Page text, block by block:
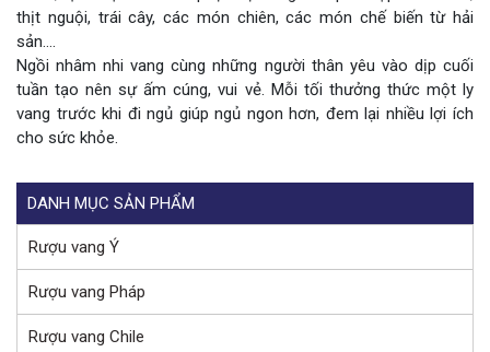
thịt nguội, trái cây, các món chiên, các món chế biến từ hải
sản….
Ngồi nhâm nhi vang cùng những người thân yêu vào dịp cuối
tuần tạo nên sự ấm cúng, vui vẻ. Mỗi tối thưởng thức một ly
vang trước khi đi ngủ giúp ngủ ngon hơn, đem lại nhiều lợi ích
cho sức khỏe.
DANH MỤC SẢN PHẨM
Rượu vang Ý
Rượu vang Pháp
Rượu vang Chile